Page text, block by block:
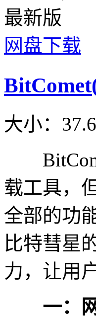
网盘下载
大小：
载工具，
全部的功
比特彗星
力，让用
一：网